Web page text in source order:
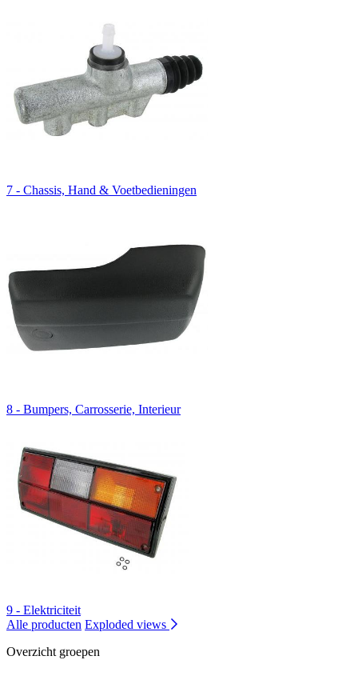
7 - Chassis, Hand & Voetbedieningen
8 - Bumpers, Carrosserie, Interieur
9 - Elektriciteit
Alle producten Exploded views
Overzicht groepen